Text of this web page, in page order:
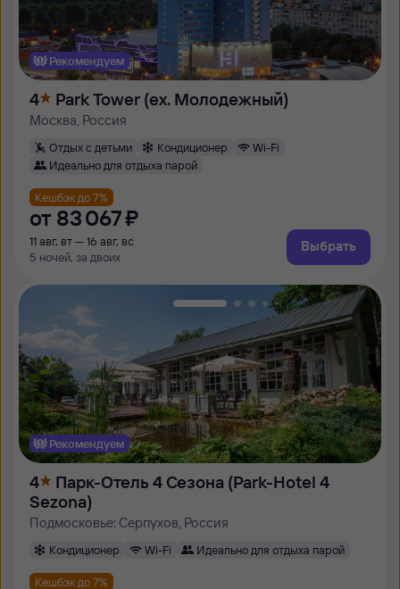
Рекомендуем
4 Park Tower (ex. Молодежный)
Москва, Россия
Отдых с детьми Кондиционер
Wi-Fi
Идеально для отдыха парой
Кешбэк до 7%
от 83 ⁠067 ⁠₽
11 авг, вт — 16 авг, вс
5 ночей, за двоих
Выбрать
Рекомендуем
4
Парк-Отель 4 Сезона (Park-Hotel 4
Sezona)
Подмосковье: Серпухов, Россия
Кондиционер Wi-Fi Идеально для отдыха парой
Кешбэк до 7%